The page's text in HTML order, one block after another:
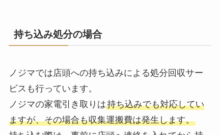
持ち込み処分の場合
ノジマでは店頭への持ち込みによる処分回収サー
ビスも行っています。
ノジマの家電引き取りは持ち込みでも対応してい
ますが、その場合も収集運搬費は発生します。